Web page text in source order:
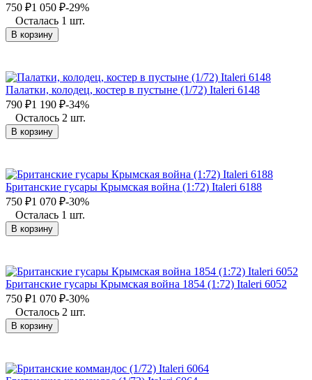
750 ₽1 050 ₽-29%
Осталась 1 шт.
В корзину
Палатки, колодец, костер в пустыне (1/72) Italeri 6148
790 ₽1 190 ₽-34%
Осталось 2 шт.
В корзину
Британские гусары Крымская война (1:72) Italeri 6188
750 ₽1 070 ₽-30%
Осталась 1 шт.
В корзину
Британские гусары Крымская война 1854 (1:72) Italeri 6052
750 ₽1 070 ₽-30%
Осталось 2 шт.
В корзину